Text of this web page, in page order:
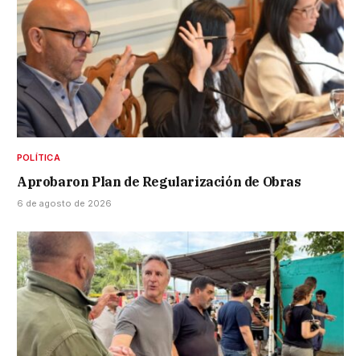
POLÍTICA
Aprobaron Plan de Regularización de Obras
6 de agosto de 2026